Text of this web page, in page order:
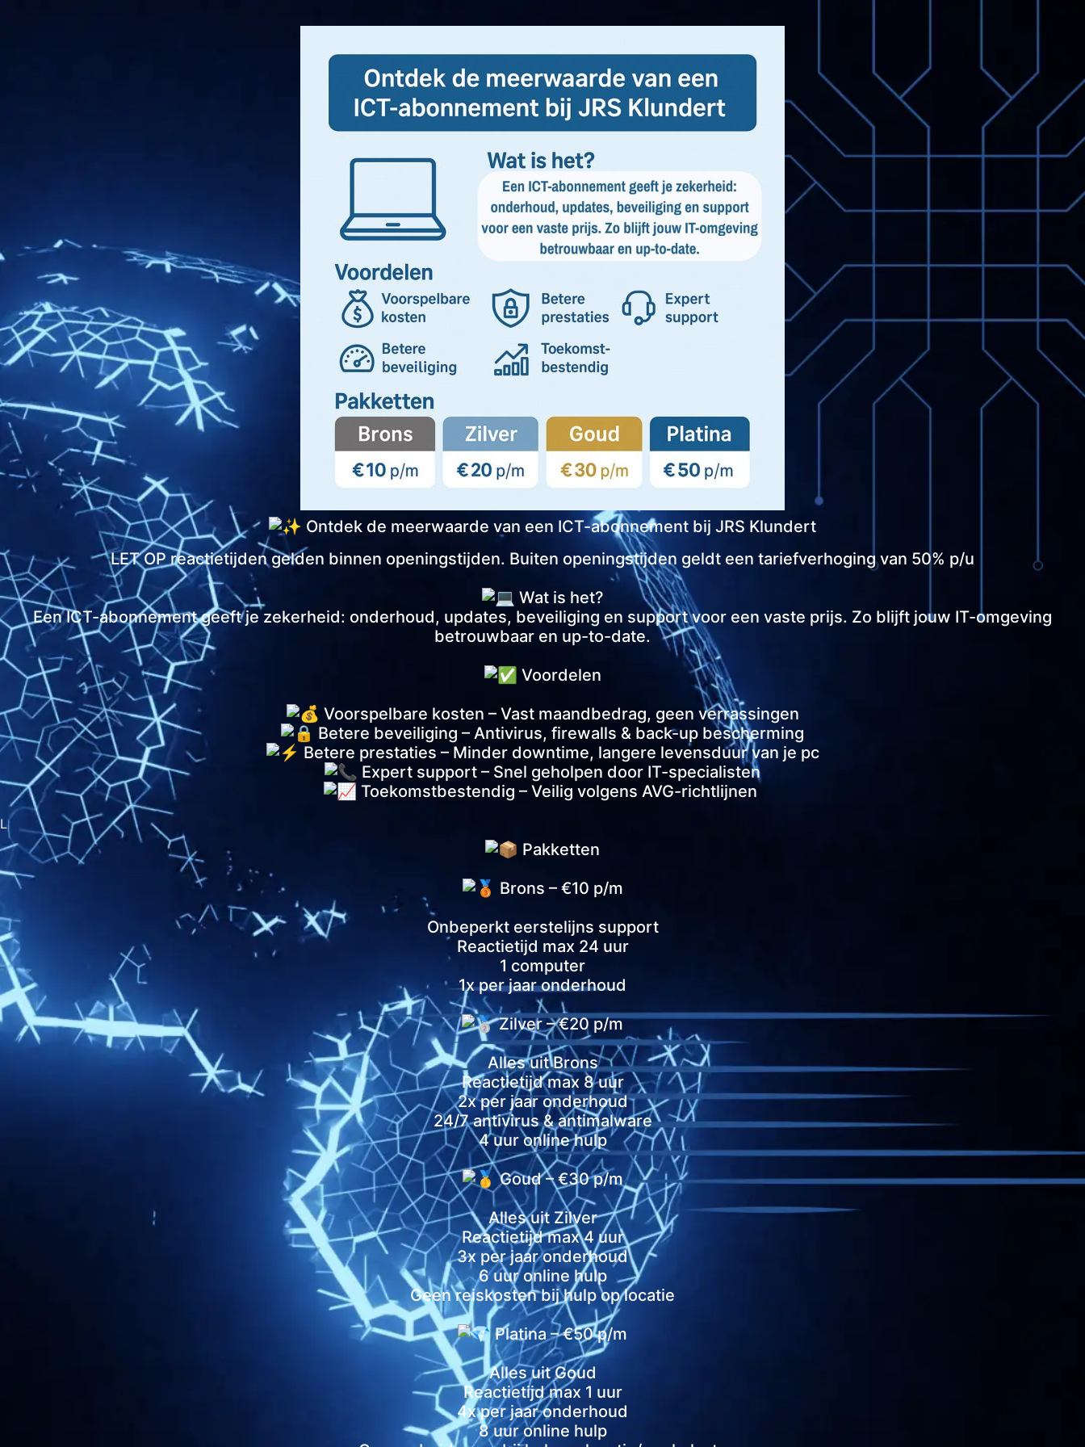
Ontdek de meerwaarde van een ICT-abonnement bij JRS Klundert
LET OP reactietijden gelden binnen openingstijden. Buiten openingstijden geldt een tariefverhoging van 50% p/u
Wat is het?
Een ICT-abonnement geeft je zekerheid: onderhoud, updates, beveiliging en support voor een vaste prijs. Zo blijft jouw IT-omgeving
betrouwbaar en up-to-date.
Voordelen
Voorspelbare kosten – Vast maandbedrag, geen verrassingen
Betere beveiliging – Antivirus, firewalls & back-up bescherming
Betere prestaties – Minder downtime, langere levensduur van je pc
Expert support – Snel geholpen door IT-specialisten
Toekomstbestendig – Veilig volgens AVG-richtlijnen
L
Pakketten
Brons – €10 p/m
Onbeperkt eerstelijns support
Reactietijd max 24 uur
1 computer
1x per jaar onderhoud
Zilver – €20 p/m
Alles uit Brons
Reactietijd max 8 uur
2x per jaar onderhoud
24/7 antivirus & antimalware
4 uur online hulp
Goud – €30 p/m
Alles uit Zilver
Reactietijd max 4 uur
3x per jaar onderhoud
6 uur online hulp
Geen reiskosten bij hulp op locatie
Platina – €50 p/m
Alles uit Goud
Reactietijd max 1 uur
4x per jaar onderhoud
8 uur online hulp